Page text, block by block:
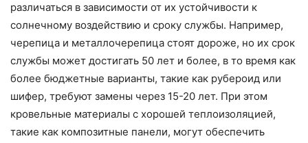
различаться в зависимости от их устойчивости к
солнечному воздействию и сроку службы. Например,
черепица и металлочерепица стоят дороже, но их срок
службы может достигать 50 лет и более, в то время как
более бюджетные варианты, такие как рубероид или
шифер, требуют замены через 15-20 лет. При этом
кровельные материалы с хорошей теплоизоляцией,
такие как композитные панели, могут обеспечить